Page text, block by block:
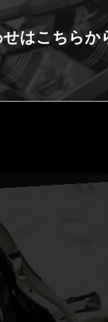
はこちらか